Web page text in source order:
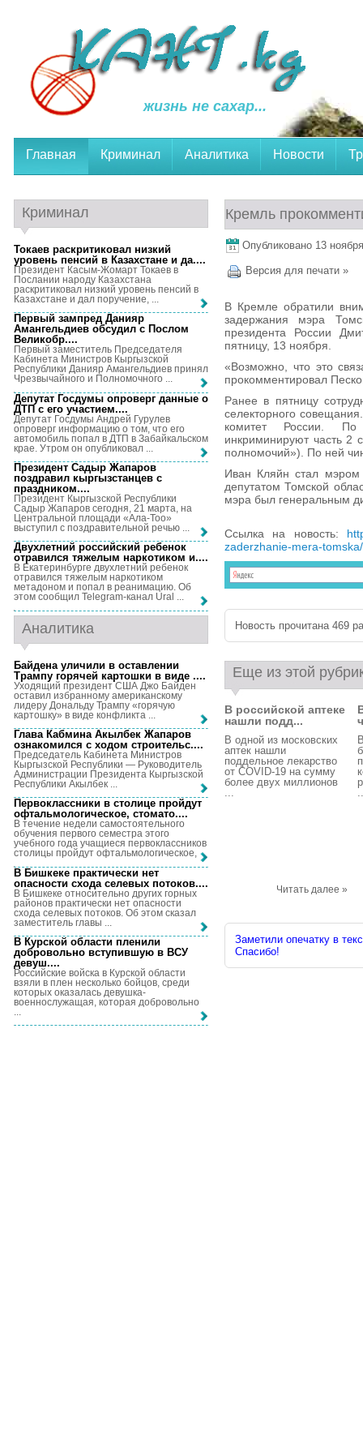
жизнь не сахар...
Главная Криминал Аналитика Новости
Кремль
Опубликовано 13
Версия для печати »
В Кремле обратили
задержания мэра
президента России
пятницу, 13 ноября.
«Возможно, что это
прокомментировал
Ранее в пятницу
селекторного
комитет России. По
инкриминируют часть 2
полномочий»). По ней
Иван Кляйн стал мэром
депутатом Томской
мэра был генеральным
Ссылка на новость:
zaderzhanie-mera-tomska/
Новость прочитана 469
Еще из этой
В российской аптеке
нашли подд...
В одной из московских
аптек нашли
поддельное лекарство
от COVID-19 на сумму
более двух миллионов
...
Читать далее »
Заметили опечатку в
Спасибо!
Криминал
Токаев раскритиковал низкий
уровень пенсий в Казахстане и да....
Президент Касым-Жомарт Токаев в
Послании народу Казахстана
раскритиковал низкий уровень пенсий в
Казахстане и дал поручение, ...
Первый зампред Данияр
Амангельдиев обсудил с Послом
Великобр....
Первый заместитель Председателя
Кабинета Министров Кыргызской
Республики Данияр Амангельдиев принял
Чрезвычайного и Полномочного ...
Депутат Госдумы опроверг данные о
ДТП с его участием....
Депутат Госдумы Андрей Гурулев
опроверг информацию о том, что его
автомобиль попал в ДТП в Забайкальском
крае. Утром он опубликовал ...
Президент Садыр Жапаров
поздравил кыргызстанцев с
праздником....
Президент Кыргызской Республики
Садыр Жапаров сегодня, 21 марта, на
Центральной площади «Ала-Тоо»
выступил с поздравительной речью ...
Двухлетний российский ребенок
отравился тяжелым наркотиком и....
В Екатеринбурге двухлетний ребенок
отравился тяжелым наркотиком
метадоном и попал в реанимацию. Об
этом сообщил Telegram-канал Ural ...
Аналитика
Байдена уличили в оставлении
Трампу горячей картошки в виде ....
Уходящий президент США Джо Байден
оставил избранному американскому
лидеру Дональду Трампу «горячую
картошку» в виде конфликта ...
Глава Кабмина Акылбек Жапаров
ознакомился с ходом строительс....
Председатель Кабинета Министров
Кыргызской Республики — Руководитель
Администрации Президента Кыргызской
Республики Акылбек ...
Первоклассники в столице пройдут
офтальмологическое, стомато....
В течение недели самостоятельного
обучения первого семестра этого
учебного года учащиеся первоклассников
столицы пройдут офтальмологическое, ...
В Бишкеке практически нет
опасности схода селевых потоков....
В Бишкеке относительно других горных
районов практически нет опасности
схода селевых потоков. Об этом сказал
заместитель главы ...
В Курской области пленили
добровольно вступившую в ВСУ
девуш....
Российские войска в Курской области
взяли в плен несколько бойцов, среди
которых оказалась девушка-
военнослужащая, которая добровольно
...